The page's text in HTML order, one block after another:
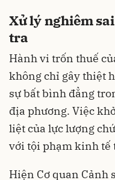
Xử lý nghiêm
tra
Hành vi trốn thuế
không chỉ gây thiệt
sự bất bình đẳng
địa phương. Việc
liệt của lực lượng
với tội phạm kinh tế
Hiện Cơ quan Cảnh